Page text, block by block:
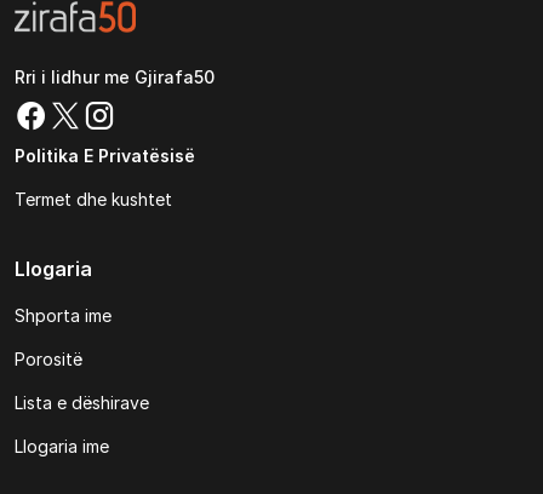
Rri i lidhur me Gjirafa50
Politika E Privatësisë
Termet dhe kushtet
Llogaria
Shporta ime
Porositë
Lista e dëshirave
Llogaria ime